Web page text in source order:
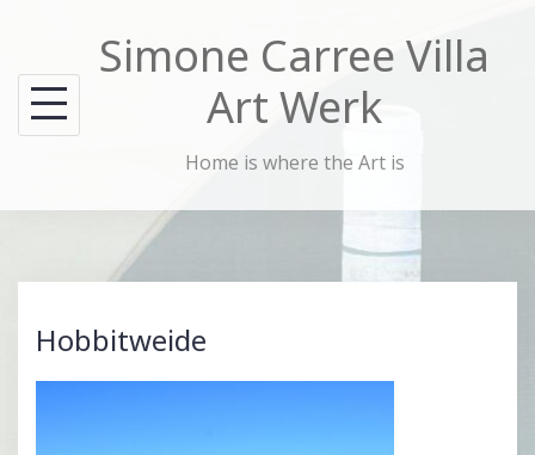
content
Simone Carree Villa
Art Werk
Home is where the Art is
Hobbitweide